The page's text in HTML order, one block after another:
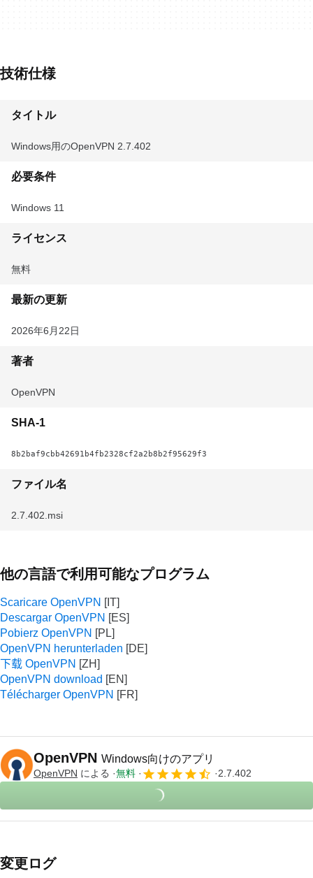
技術仕様
タイトル
Windows用のOpenVPN 2.7.402
必要条件
Windows 11
ライセンス
無料
最新の更新
2026年6月22日
著者
OpenVPN
SHA-1
8b2baf9cbb42691b4fb2328cf2a2b8b2f95629f3
ファイル名
2.7.402.msi
他の言語で利用可能なプログラム
Scaricare OpenVPN
Descargar OpenVPN
Pobierz OpenVPN
OpenVPN herunterladen
下载 OpenVPN
OpenVPN download
Télécharger OpenVPN
OpenVPN Windows向けのアプリ
OpenVPN による 無料 2.7.402
変更ログ